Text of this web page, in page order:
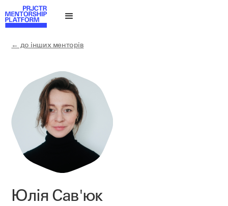
← до інших менторів
Юлія Сав'юк